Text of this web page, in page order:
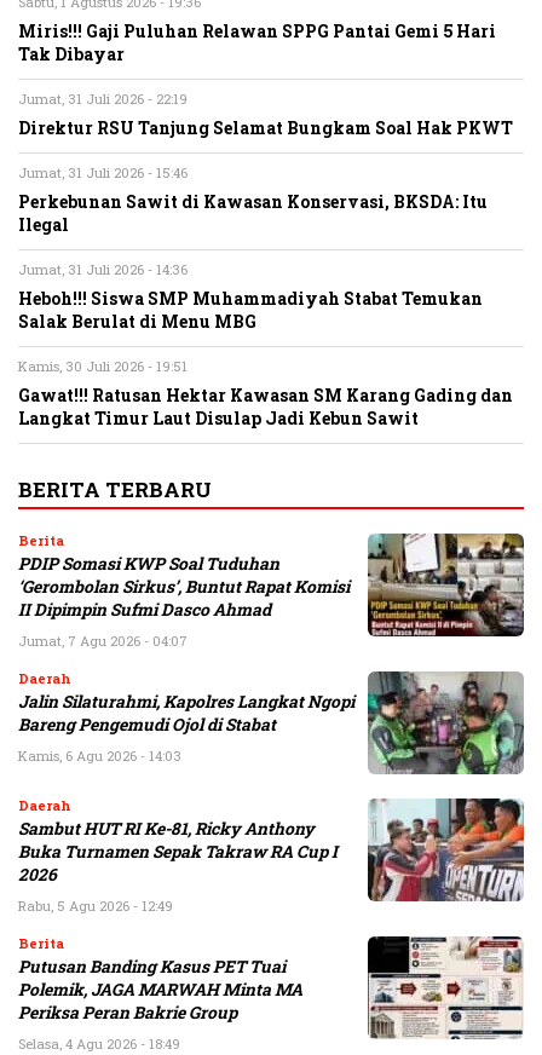
Miris!!! Gaji Puluhan Relawan SPPG Pantai Gemi 5 Hari
Tak Dibayar
Jumat, 31 Juli 2026 - 22:19
Direktur RSU Tanjung Selamat Bungkam Soal Hak PKWT
Jumat, 31 Juli 2026 - 15:46
Perkebunan Sawit di Kawasan Konservasi, BKSDA: Itu
Ilegal
Jumat, 31 Juli 2026 - 14:36
Heboh!!! Siswa SMP Muhammadiyah Stabat Temukan
Salak Berulat di Menu MBG
Kamis, 30 Juli 2026 - 19:51
Gawat!!! Ratusan Hektar Kawasan SM Karang Gading dan
Langkat Timur Laut Disulap Jadi Kebun Sawit
BERITA TERBARU
Berita
PDIP Somasi KWP Soal Tuduhan
‘Gerombolan Sirkus’, Buntut Rapat Komisi
II Dipimpin Sufmi Dasco Ahmad
Jumat, 7 Agu 2026 - 04:07
Daerah
Jalin Silaturahmi, Kapolres Langkat Ngopi
Bareng Pengemudi Ojol di Stabat
Kamis, 6 Agu 2026 - 14:03
Daerah
Sambut HUT RI Ke-81, Ricky Anthony
Buka Turnamen Sepak Takraw RA Cup I
2026
Rabu, 5 Agu 2026 - 12:49
Berita
Putusan Banding Kasus PET Tuai
Polemik, JAGA MARWAH Minta MA
Periksa Peran Bakrie Group
Selasa, 4 Agu 2026 - 18:49